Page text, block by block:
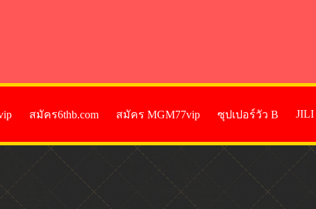
สมัคร6thb.com สมัคร MGM77vip ซุปเปอร์วัว B JILI